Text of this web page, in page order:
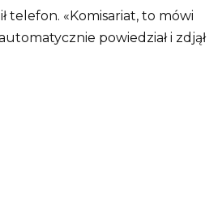
telefon. «Komisariat, to mówi
powiedział i zdjął